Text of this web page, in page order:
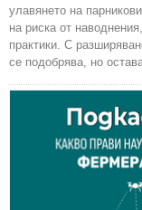
улавянето на
на риска от
практики. С
се подобрява, но